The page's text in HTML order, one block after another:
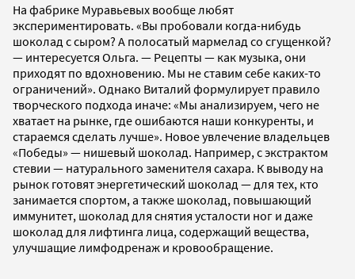
На фабрике Муравьевых вообще любят
экспериментировать. «Вы пробовали когда-нибудь
шоколад с сыром? А полосатый мармелад со сгущенкой?
— интересуется Ольга. — Рецепты — как музыка, они
приходят по вдохновению. Мы не ставим себе каких-то
ограничений». Однако Виталий формулирует правило
творческого подхода иначе: «Мы анализируем, чего не
хватает на рынке, где ошибаются наши конкуренты, и
стараемся сделать лучше». Новое увлечение владельцев
«Победы» — нишевый шоколад. Например, с экстрактом
стевии — натурального заменителя сахара. К выводу на
рынок готовят энергетический шоколад — для тех, кто
занимается спортом, а также шоколад, повышающий
иммунитет, шоколад для снятия усталости ног и даже
шоколад для лифтинга лица, содержащий вещества,
улучшащие лимфодренаж и кровообращение.